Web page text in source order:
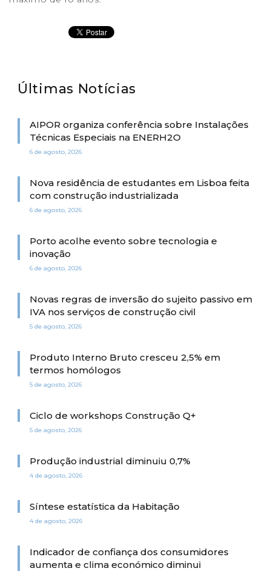
Últimas Notícias
AIPOR organiza conferência sobre Instalações
Técnicas Especiais na ENERH2O
6 de agosto, 2026
Nova residência de estudantes em Lisboa feita
com construção industrializada
6 de agosto, 2026
Porto acolhe evento sobre tecnologia e
inovação
6 de agosto, 2026
Novas regras de inversão do sujeito passivo em
IVA nos serviços de construção civil
5 de agosto, 2026
Produto Interno Bruto cresceu 2,5% em
termos homólogos
5 de agosto, 2026
Ciclo de workshops Construção Q+
5 de agosto, 2026
Produção industrial diminuiu 0,7%
4 de agosto, 2026
Síntese estatística da Habitação
4 de agosto, 2026
Indicador de confiança dos consumidores
aumenta e clima económico diminui